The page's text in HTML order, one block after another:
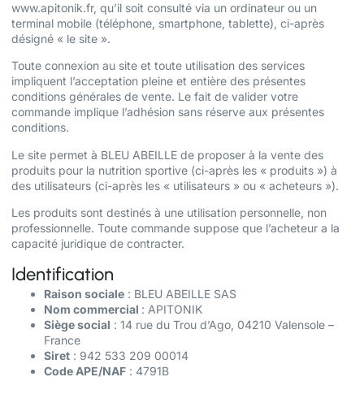
www.apitonik.fr, qu’il soit consulté via un ordinateur ou un
terminal mobile (téléphone, smartphone, tablette), ci-après
désigné « le site ».
Toute connexion au site et toute utilisation des services
impliquent l’acceptation pleine et entière des présentes
conditions générales de vente. Le fait de valider votre
commande implique l’adhésion sans réserve aux présentes
conditions.
Le site permet à BLEU ABEILLE de proposer à la vente des
produits pour la nutrition sportive (ci-après les « produits ») à
des utilisateurs (ci-après les « utilisateurs » ou « acheteurs »).
Les produits sont destinés à une utilisation personnelle, non
professionnelle. Toute commande suppose que l’acheteur a la
capacité juridique de contracter.
Identification
Raison sociale : BLEU ABEILLE SAS
Nom commercial : APITONIK
Siège social : 14 rue du Trou d’Ago, 04210 Valensole –
France
Siret : 942 533 209 00014
Code APE/NAF : 4791B